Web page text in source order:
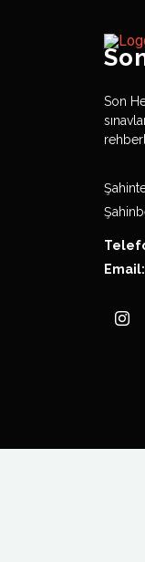
Son
Email: